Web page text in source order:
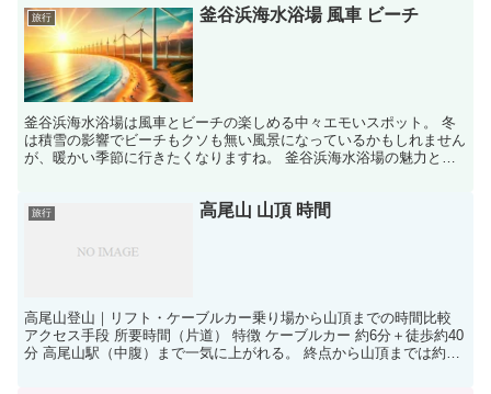
旅行 釜谷浜海水浴場 風車 ビーチ
釜谷浜海水浴場は風車とビーチの楽しめる中々エモいスポット。 冬
は積雪の影響でビーチもクソも無い風景になっているかもしれません
が、暖かい季節に行きたくなりますね。 釜谷浜海水浴場の魅力とお
旅行 高尾山 山頂 時間
高尾山登山｜リフト・ケーブルカー乗り場から山頂までの時間比較
アクセス手段 所要時間（片道） 特徴 ケーブルカー 約6分＋徒歩約40
分 高尾山駅（中腹）まで一気に上がれる。 終点から山頂までは約